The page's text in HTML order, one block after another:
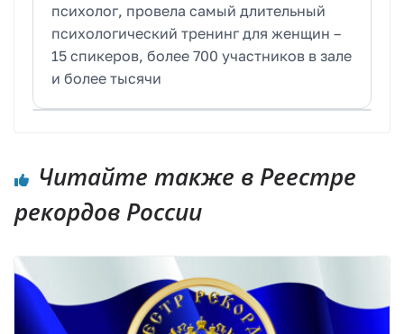
психолог, провела самый длительный
психологический тренинг для женщин –
15 спикеров, более 700 участников в зале
и более тысячи
Читайте также в Реестре
рекордов России